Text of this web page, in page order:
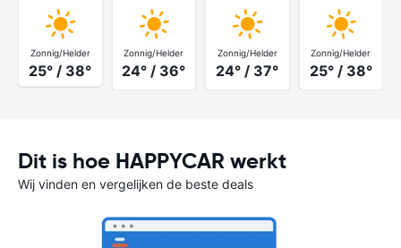
Zonnig/Helder
25° / 38°
Zonnig/Helder
24° / 36°
Zonnig/Helder
24° / 37°
Zonnig/Helder
25° / 38°
Dit is hoe HAPPYCAR werkt
Wij vinden en vergelijken de beste deals